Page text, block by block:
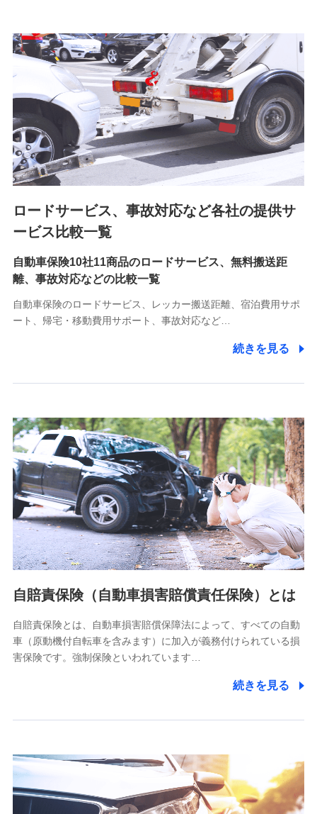
7.社員（従業者）の個人情報
人事･勤怠･健康・労務等の管理、給与支給、福利厚生・採用
退職関連処理等の各種手続きのため、当社と従業員または従
業員同士の連絡のため
8.取引先個人情報
取引先としての選定業務、営業情報の提供業務、契約締結手
続き業務、取引管理業務、およびこれらに準ずる業務の遂行
のため
9.お問い合わせ情報
各種お問い合わせに対応するため
10.受託業務の 個人情報
受託業務の遂行およびこれらに準ずる業務の遂行のため
11.マイカー通勤管理クラウド並びに法人向けASPサー
をお送りするため
分析するため
当社の対応品質向上やお問い合わせ内容の正確な把握のため
個人情報保護管理者の職名、連絡先
株式会社ドコモ・インシュアランス 営業部長
〒103-0013 東京都中央区日本橋人形町2-14-10 アーバン
ネット日本橋ビル 3F
株式会社ドコモ・インシュアランス
個人情報の第三者提供について
除き、第三者に提供いたしません。
業務の委託
当社は利用目的の達成に必要な範囲内において個人情報の取
【共同して利用される利用データの項目】
当社又は株式会社NTTドコモがサービス提供等を通じて取得
した、以下の情報などの個人データ
ロードサービス、事故対応など各社の提供サ
ービス比較一覧
自動車保険10社11商品のロードサービス、無料搬送距
離、事故対応などの比較一覧
自動車保険のロードサービス、レッカー搬送距離、宿泊費用サポ
ート、帰宅・移動費用サポート、事故対応など…
続きを見る
自賠責保険（自動車損害賠償責任保険）とは
自賠責保険とは、自動車損害賠償保障法によって、すべての自動
車（原動機付自転車を含みます）に加入が義務付けられている損
害保険です。強制保険といわれています…
続きを見る